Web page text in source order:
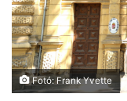
Fotó: Frank Yvette